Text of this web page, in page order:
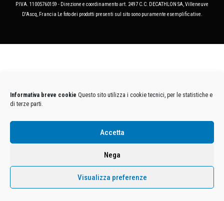
Informativa breve cookie Questo sito utilizza i cookie tecnici, per le statistiche e
di terze parti.
Accetta
Nega
Visualizza preferenze
P.IVA. 11005760159 - Direzione e coordinamento art. 2497 C.C. DECATHLON SA, Villeneuve
D'Ascq, Francia Le foto dei prodotti presenti sul sito sono puramente esemplificative.